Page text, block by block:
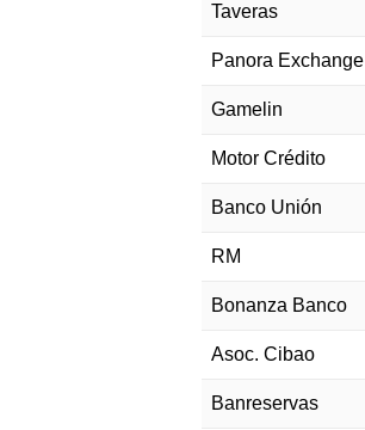
Taveras
Panora Exchange
Gamelin
Motor Crédito
Banco Unión
RM
Bonanza Banco
Asoc. Cibao
Banreservas